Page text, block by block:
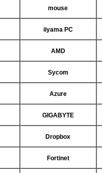
mouse
iiyama PC
AMD
Sycom
Azure
GIGABYTE
Dropbox
Fortinet